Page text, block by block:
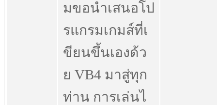
มขอนำเสนอโป
รแกรมเกมส์ที่เ
ขียนขึ้นเองด้ว
ย VB4 มาสู่ทุก
ท่าน การเล่นไ